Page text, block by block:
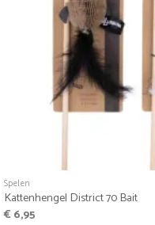
Spelen
Kattenhengel District 70 Bait
€ 6,95